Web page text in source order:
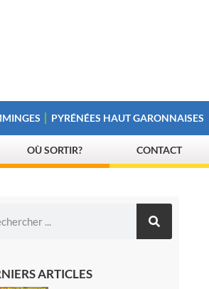
PYRÉNÉES HAUT GARONNAISES
OÙ SORTIR? CONTACT
ARTICLES